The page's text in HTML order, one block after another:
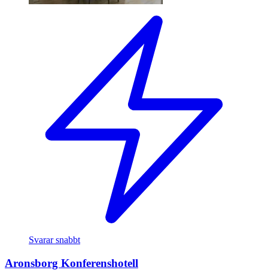
Svarar snabbt
Aronsborg Konferenshotell